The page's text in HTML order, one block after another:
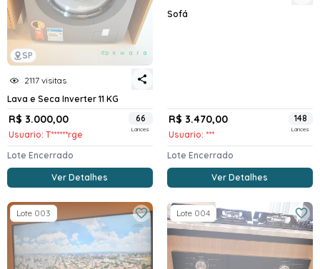
SP
2117 visitas
Lava e Seca Inverter 11 KG
R$ 3.000,00
Usuario: T******rge
66
Lances
Lote Encerrado
Ver Detalhes
Sofá
R$ 3.470,00
Usuario: ***
148
Lances
Lote Encerrado
Ver Detalhes
Lote 003 Lote 004